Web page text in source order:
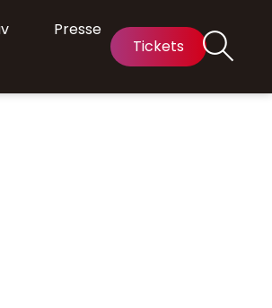
Presse
Tickets